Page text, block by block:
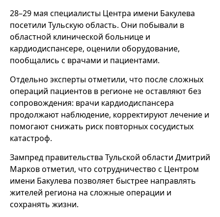
28–29 мая специалисты Центра имени Бакулева
посетили Тульскую область. Они побывали в
областной клинической больнице и
кардиодиспансере, оценили оборудование,
пообщались с врачами и пациентами.
Отдельно эксперты отметили, что после сложных
операций пациентов в регионе не оставляют без
сопровождения: врачи кардиодиспансера
продолжают наблюдение, корректируют лечение и
помогают снижать риск повторных сосудистых
катастроф.
Зампред правительства Тульской области Дмитрий
Марков отметил, что сотрудничество с Центром
имени Бакулева позволяет быстрее направлять
жителей региона на сложные операции и
сохранять жизни.